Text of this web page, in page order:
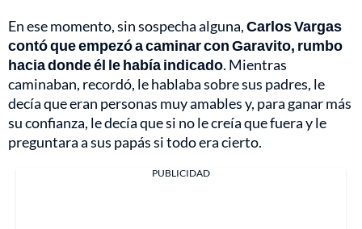
En ese momento, sin sospecha alguna,Carlos Vargas
contó que empezó a caminar con Garavito, rumbo
hacia donde él le había indicado. Mientras
caminaban, recordó, le hablaba sobre sus padres, le
decía que eran personas muy amables y, para ganar más
su confianza, le decía que si no le creía que fuera y le
preguntara a sus papás si todo era cierto.
PUBLICIDAD